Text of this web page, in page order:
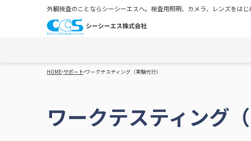
外観検査のことならシーシーエスへ。検査用照明、カメラ、レンズをは
HOMEサポート ワークテスティング（実験代行）
ワークテスティング（